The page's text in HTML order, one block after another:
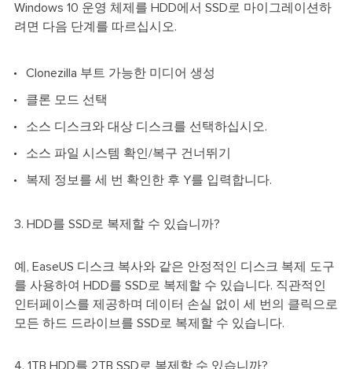
Windows 10 운영 체제를 HDD에서 SSD로 마이그레이션하
려면 다음 단계를 따르십시오.
Clonezilla 부트 가능한 미디어 생성
클론 모드 선택
소스 디스크와 대상 디스크를 선택하십시오.
소스 파일 시스템 확인/복구 건너뛰기
복제 정보를 세 번 확인한 후 Y를 입력합니다.
3. HDD를 SSD로 복제할 수 있습니까?
예, EaseUS 디스크 복사와 같은 안정적인 디스크 복제 도구
를 사용하여 HDD를 SSD로 복제할 수 있습니다. 직관적인
인터페이스를 제공하며 데이터 손실 없이 세 번의 클릭으로
모든 하드 드라이브를 SSD로 복제할 수 있습니다.
4. 1TB HDD를 2TB SSD로 복제할 수 있습니까?